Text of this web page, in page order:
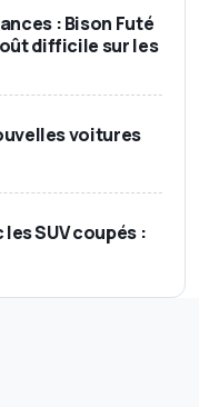
: Bison Futé
difficile sur les
voitures
SUV coupés :